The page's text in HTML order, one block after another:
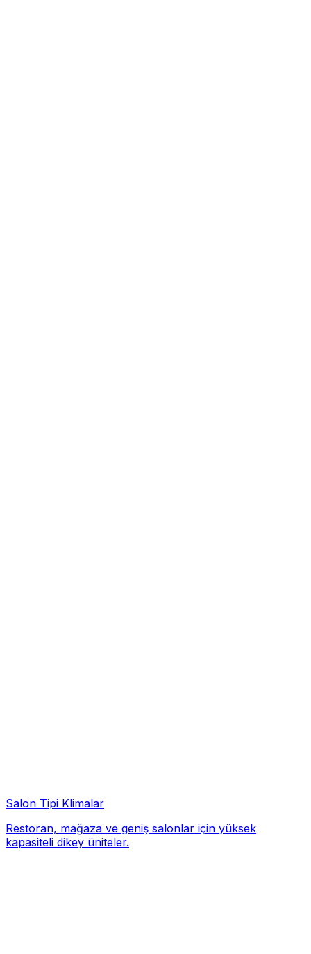
Salon Tipi Klimalar
Restoran, mağaza ve geniş salonlar için yüksek
kapasiteli dikey üniteler.